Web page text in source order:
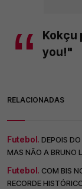
Kokçu
you!"
RELACIONADAS
Futebol. DEPOIS
MAS NÃO A BRUNO
Futebol. COM BIS
RECORDE